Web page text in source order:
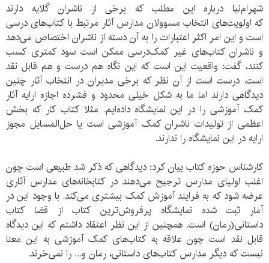
شهرام‌نیا درباره این مطلب که برخی از ناشران گلایه دارند
که اولویت‌‌های انتخاب مسوولان مدارس آثار مرتبط با کتاب‌های درسی
است و این امر اکثر اعتبارات را به آن دسته از ناشران اختصاص می‌دهد
و ناشران کتاب‌های غیر کمک‌درسی ممکن است سود کمتری کسب
کنند، گفت: واقعیت این است که این نگاه هم درست و هم قابل نقد
است. درست است از آن نظر که برخی مدیران در انتخاب آثار چنین
دیدگاهی دارند اما ما به شکل خیلی محدود و فشرده اجازه ارایه آثار
کمک آموزشی را در این نمایشگاه داده‌ایم. مثلا کتاب کار که بخش
اعظمی از تولیدات ناشران کمک آموزشی است یا حل‌المسایل مجوز
ارایه در این نمایشگاه را ندارند.
کارشناس حوزه کتاب بیان کرد: دیدگاهی که ذکر شد طبیعی است چون
اغلب اولیای مدارس ترجیح می‌دهند در کتابخانه‌های ‌مدارس آثاری
عرضه شود که به فرایند آموزش کمک بیشتری می‌کند. با وجود این در
آمار ثبت شده نمایشگاه پرفروش‌ترین کتاب از قضا کتاب
داستانی(رمان) است. همچنین از این نظر اعتقاد داشتم که این دیدگاه
قابل نقد است چون علاقه‌ به کتاب‌های کمک آموزشی به این معنا
نیست که دیگر مدارس کتاب‌های داستانی، رمان و... را نمی‌خرند.